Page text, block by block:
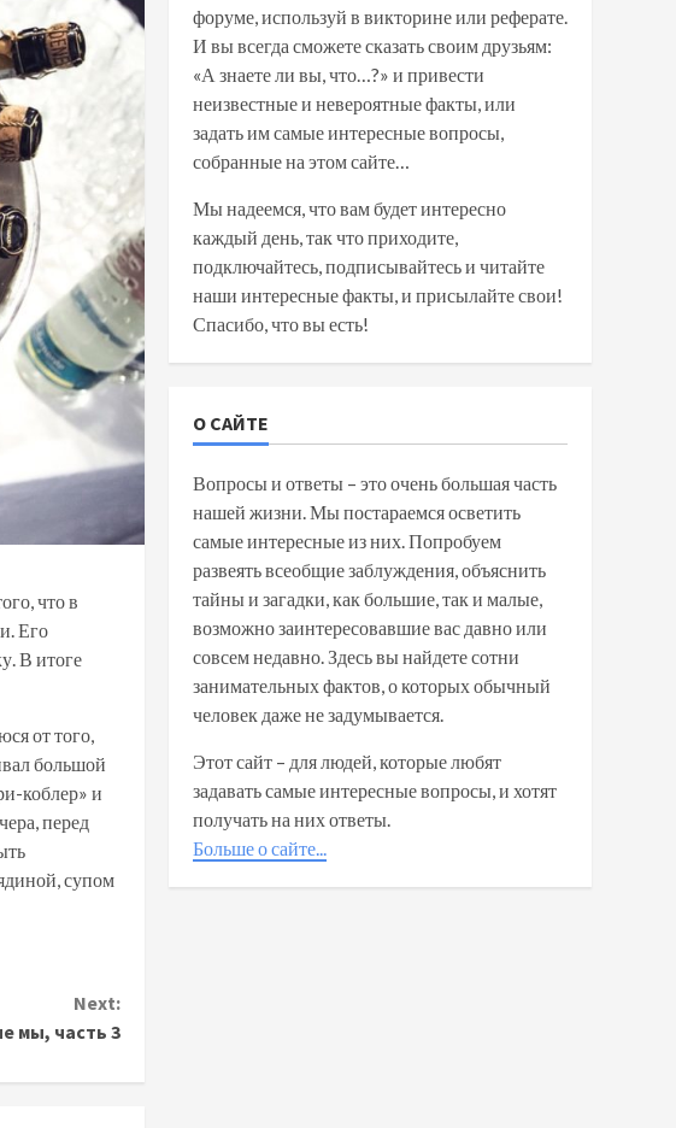
что в
Его
В итоге
от того,
большой
коблер» и
перед
супом
Next:
мы, часть 3
форуме, используй в викторине или реферате.
И вы всегда сможете сказать своим друзьям:
«А знаете ли вы, что…?» и привести
неизвестные и невероятные факты, или
задать им самые интересные вопросы,
собранные на этом сайте…
Мы надеемся, что вам будет интересно
каждый день, так что приходите,
подключайтесь, подписывайтесь и читайте
наши интересные факты, и присылайте свои!
Спасибо, что вы есть!
О САЙТЕ
Вопросы и ответы – это очень большая часть
нашей жизни. Мы постараемся осветить
самые интересные из них. Попробуем
развеять всеобщие заблуждения, объяснить
тайны и загадки, как большие, так и малые,
возможно заинтересовавшие вас давно или
совсем недавно. Здесь вы найдете сотни
занимательных фактов, о которых обычный
человек даже не задумывается.
Этот сайт – для людей, которые любят
задавать самые интересные вопросы, и хотят
получать на них ответы.
Больше о сайте...